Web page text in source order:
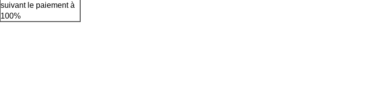
suivant le paiement à
100%